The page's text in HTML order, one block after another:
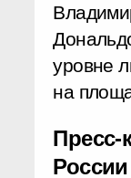
уровне
на
Пресс-